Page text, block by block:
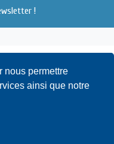
nous permettre
ainsi que notre
!
- 14000 CAEN